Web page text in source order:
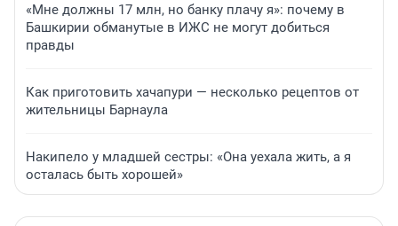
«Мне должны 17 млн, но банку плачу я»: почему в
Башкирии обманутые в ИЖС не могут добиться
правды
Как приготовить хачапури — несколько рецептов от
жительницы Барнаула
Накипело у младшей сестры: «Она уехала жить, а я
осталась быть хорошей»